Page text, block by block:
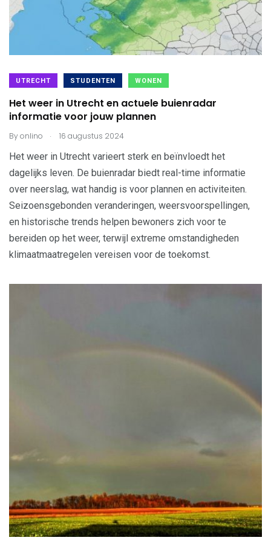
UTRECHT STUDENTEN WONEN
Het weer in Utrecht en actuele buienradar
informatie voor jouw plannen
Byonlino . 16 augustus 2024
Het weer in Utrecht varieert sterk en beïnvloedt het
dagelijks leven. De buienradar biedt real-time informatie
over neerslag, wat handig is voor plannen en activiteiten.
Seizoensgebonden veranderingen, weersvoorspellingen,
en historische trends helpen bewoners zich voor te
bereiden op het weer, terwijl extreme omstandigheden
klimaatmaatregelen vereisen voor de toekomst.